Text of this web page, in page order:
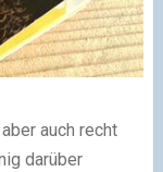
auch recht
darüber